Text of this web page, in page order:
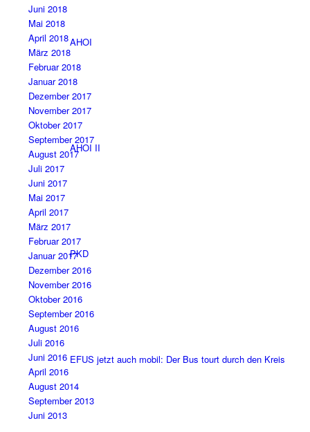
AHOI
AHOI II
PKD
EFUS jetzt auch mobil: Der Bus tourt durch den Kreis
Juni 2018
Mai 2018
April 2018
März 2018
Februar 2018
Januar 2018
Dezember 2017
November 2017
Oktober 2017
September 2017
August 2017
Juli 2017
Juni 2017
Mai 2017
April 2017
März 2017
Februar 2017
Januar 2017
Dezember 2016
November 2016
Oktober 2016
September 2016
August 2016
Juli 2016
Juni 2016
April 2016
August 2014
September 2013
Juni 2013